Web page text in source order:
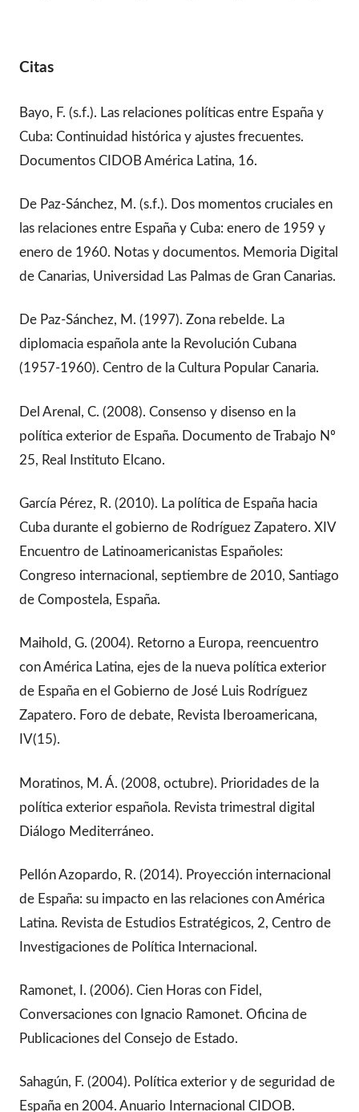
Citas
Bayo, F. (s.f.). Las relaciones políticas entre España y
Cuba: Continuidad histórica y ajustes frecuentes.
Documentos CIDOB América Latina, 16.
De Paz-Sánchez, M. (s.f.). Dos momentos cruciales en
las relaciones entre España y Cuba: enero de 1959 y
enero de 1960. Notas y documentos. Memoria Digital
de Canarias, Universidad Las Palmas de Gran Canarias.
De Paz-Sánchez, M. (1997). Zona rebelde. La
diplomacia española ante la Revolución Cubana
(1957-1960). Centro de la Cultura Popular Canaria.
Del Arenal, C. (2008). Consenso y disenso en la
política exterior de España. Documento de Trabajo Nº
25, Real Instituto Elcano.
García Pérez, R. (2010). La política de España hacia
Cuba durante el gobierno de Rodríguez Zapatero. XIV
Encuentro de Latinoamericanistas Españoles:
Congreso internacional, septiembre de 2010, Santiago
de Compostela, España.
Maihold, G. (2004). Retorno a Europa, reencuentro
con América Latina, ejes de la nueva política exterior
de España en el Gobierno de José Luis Rodríguez
Zapatero. Foro de debate, Revista Iberoamericana,
IV(15).
Moratinos, M. Á. (2008, octubre). Prioridades de la
política exterior española. Revista trimestral digital
Diálogo Mediterráneo.
Pellón Azopardo, R. (2014). Proyección internacional
de España: su impacto en las relaciones con América
Latina. Revista de Estudios Estratégicos, 2, Centro de
Investigaciones de Política Internacional.
Ramonet, I. (2006). Cien Horas con Fidel,
Conversaciones con Ignacio Ramonet. Oficina de
Publicaciones del Consejo de Estado.
Sahagún, F. (2004). Política exterior y de seguridad de
España en 2004. Anuario Internacional CIDOB.